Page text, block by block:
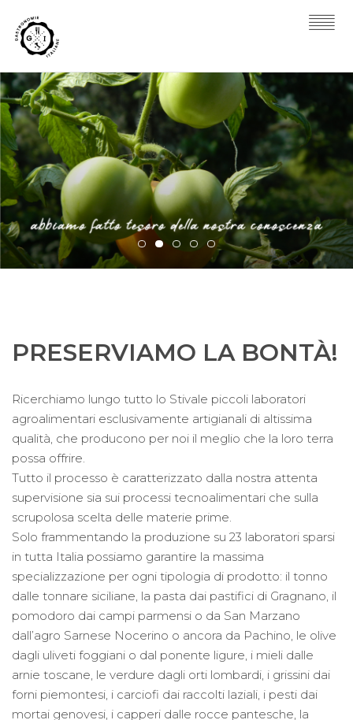
PRESERVIAMO LA BONTÀ!
Ricerchiamo lungo tutto lo Stivale piccoli laboratori
agroalimentari esclusivamente artigianali di altissima
qualità, che producono per noi il meglio che la loro terra
possa offrire.
Tutto il processo è caratterizzato dalla nostra attenta
supervisione sia sui processi tecnoalimentari che sulla
scrupolosa scelta delle materie prime.
Solo frammentando la produzione su 23 laboratori sparsi
in tutta Italia possiamo garantire la massima
specializzazione per ogni tipologia di prodotto: il tonno
dalle tonnare siciliane, la pasta dai pastifici di Gragnano, il
pomodoro dai campi parmensi o da San Marzano
dall’agro Sarnese Nocerino o ancora da Pachino, le olive
dagli uliveti foggiani o dal ponente ligure, i mieli dalle
arnie toscane, le verdure dagli orti lombardi, i grissini dai
forni piemontesi, i carciofi dai raccolti laziali, i pesti dai
mortai genovesi, i capperi dalle rocce pantesche, la